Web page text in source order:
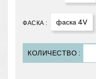
ФАСКА : фаска 4V
КОЛИЧЕСТВО :